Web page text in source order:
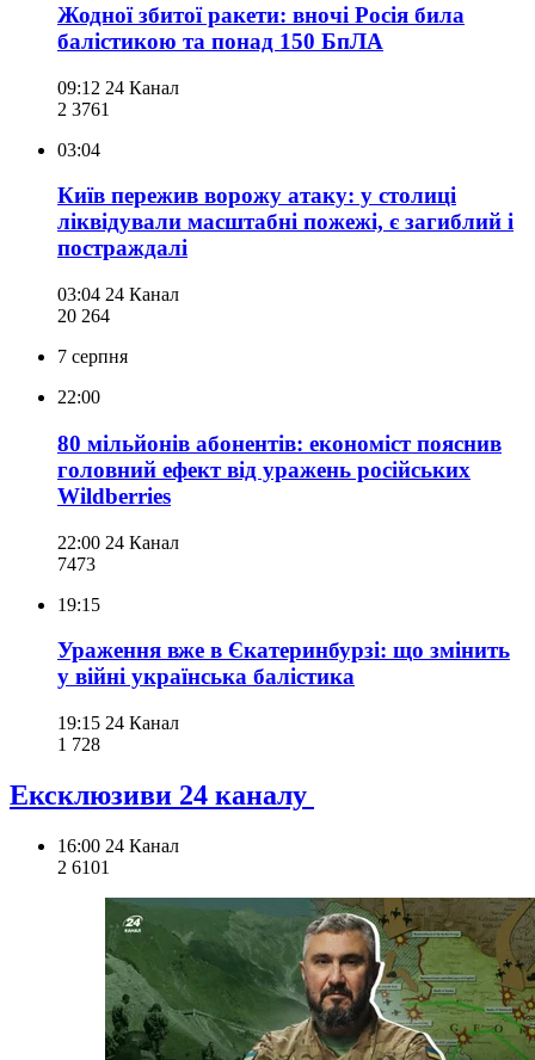
Жодної збитої ракети: вночі Росія била
балістикою та понад 150 БпЛА
09:12 24 Канал
2 3761
03:04
Київ пережив ворожу атаку: у столиці
ліквідували масштабні пожежі, є загиблий і
постраждалі
03:04 24 Канал
20 264
7 серпня
22:00
80 мільйонів абонентів: економіст пояснив
головний ефект від уражень російських
Wildberries
22:00 24 Канал
7473
19:15
Ураження вже в Єкатеринбурзі: що змінить
у війні українська балістика
19:15 24 Канал
1 728
Ексклюзиви 24 каналу
16:00 24 Канал
2 6101